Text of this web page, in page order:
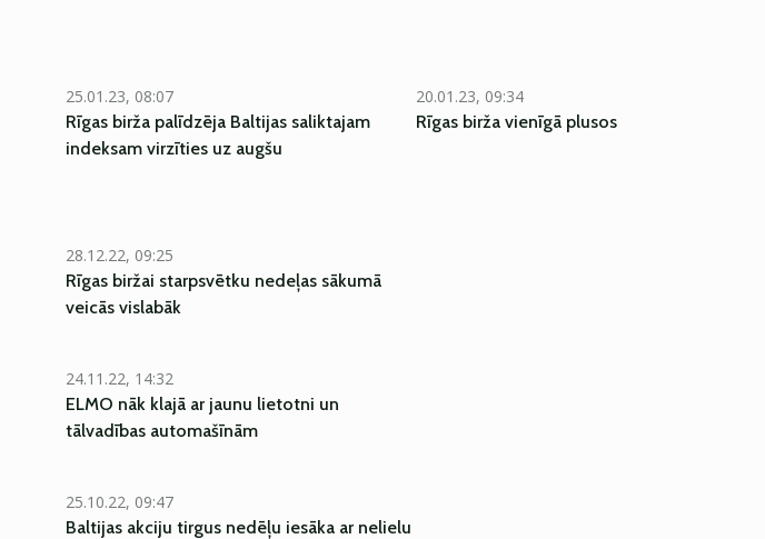
25.01.23, 08:07
Rīgas birža palīdzēja Baltijas saliktajam
indeksam virzīties uz augšu
20.01.23, 09:34
Rīgas birža vienīgā plusos
28.12.22, 09:25
Rīgas biržai starpsvētku nedeļas sākumā
veicās vislabāk
24.11.22, 14:32
ELMO nāk klajā ar jaunu lietotni un
tālvadības automašīnām
25.10.22, 09:47
Baltijas akciju tirgus nedēļu iesāka ar nelielu